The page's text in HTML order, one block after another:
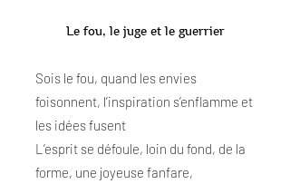
Le fou, le juge et le guerrier
Sois le fou, quand les envies
foisonnent, l’inspiration s’enflamme et
les idées fusent
L’esprit se défoule, loin du fond, de la
forme, une joyeuse fanfare,